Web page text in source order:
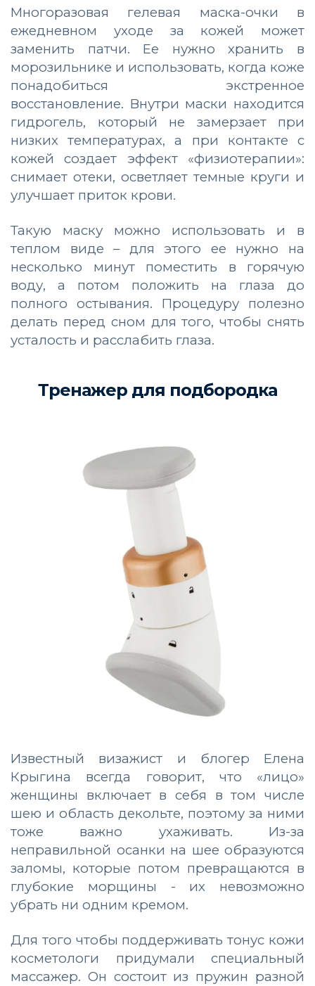
Многоразовая гелевая маска-очки в
ежедневном уходе за кожей может
заменить патчи. Ее нужно хранить в
морозильнике и использовать, когда коже
понадобиться экстренное
восстановление. Внутри маски находится
гидрогель, который не замерзает при
низких температурах, а при контакте с
кожей создает эффект «физиотерапии»:
снимает отеки, осветляет темные круги и
улучшает приток крови.
Такую маску можно использовать и в
теплом виде – для этого ее нужно на
несколько минут поместить в горячую
воду, а потом положить на глаза до
полного остывания. Процедуру полезно
делать перед сном для того, чтобы снять
усталость и расслабить глаза.
Тренажер для подбородка
Известный визажист и блогер Елена
Крыгина всегда говорит, что «лицо»
женщины включает в себя в том числе
шею и область декольте, поэтому за ними
тоже важно ухаживать. Из-за
неправильной осанки на шее образуются
заломы, которые потом превращаются в
глубокие морщины - их невозможно
убрать ни одним кремом.
Для того чтобы поддерживать тонус кожи
косметологи придумали специальный
массажер. Он состоит из пружин разной